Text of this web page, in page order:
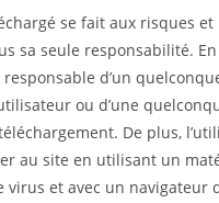
se fait aux risques et
sa seule responsabilité.
d’un
ou d’une
De plus,
au site en utilisant un
virus et avec un navigateur